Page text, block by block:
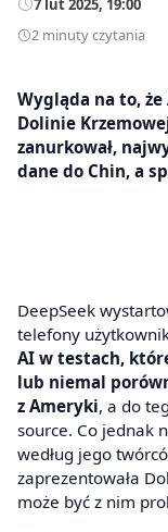
2 minuty czytania
Wygląda na to,
Dolinie
zanurkował,
dane do Chin, a
DeepSeek
telefony
AI w testach,
lub niemal
z Ameryki, a do
source. Co jednak
według jego
zaprezentowała
może być z nim